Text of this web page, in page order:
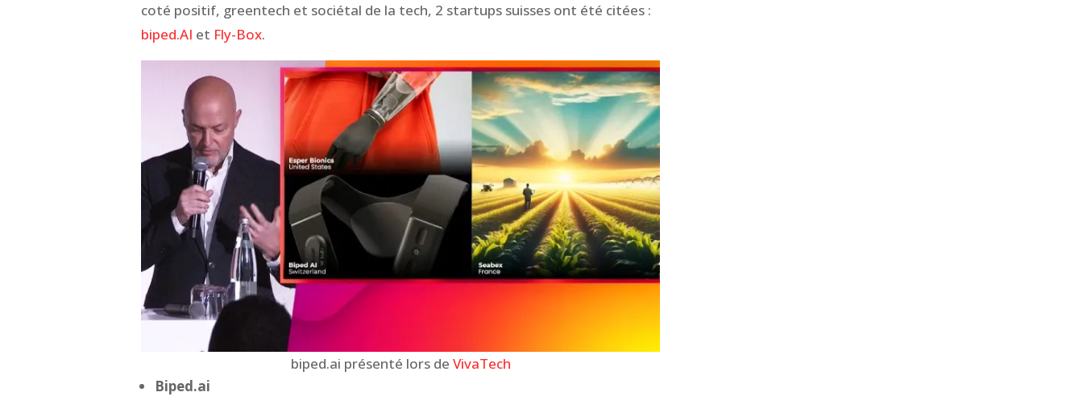
coté positif, greentech et sociétal de la tech, 2 startups suisses ont été citées :
biped.AI et Fly-Box.
biped.ai présenté lors de VivaTech
Biped.ai